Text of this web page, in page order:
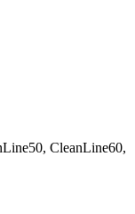
CleanLine60,